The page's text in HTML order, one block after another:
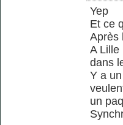
Yep
Et ce
Après
A Lille
dans
Y a
un